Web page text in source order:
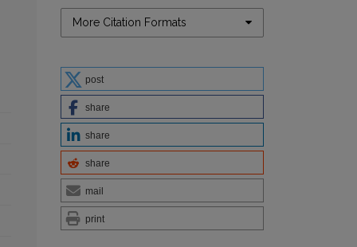
More Citation Formats
post
share
share
share
mail
print